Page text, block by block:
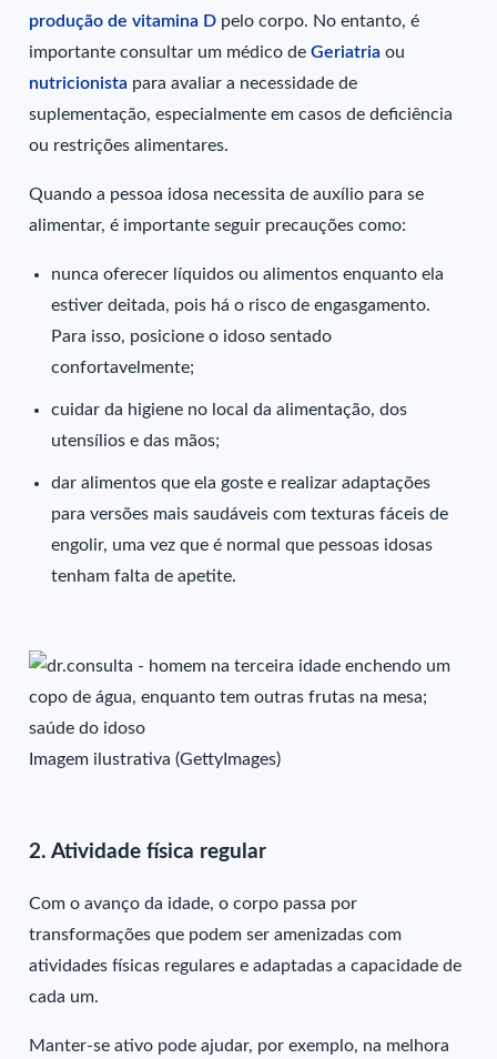
produção de vitamina D pelo corpo. No entanto, é
importante consultar um médico deGeriatriaou
nutricionista para avaliar a necessidade de
suplementação, especialmente em casos de deficiência
ou restrições alimentares.
Quando a pessoa idosa necessita de auxílio para se
alimentar, é importante seguir precauções como:
nunca oferecer líquidos ou alimentos enquanto ela
estiver deitada, pois há o risco de engasgamento.
Para isso, posicione o idoso sentado
confortavelmente;
cuidar da higiene no local da alimentação, dos
utensílios e das mãos;
dar alimentos que ela goste e realizar adaptações
para versões mais saudáveis com texturas fáceis de
engolir, uma vez que é normal que pessoas idosas
tenham falta de apetite.
Imagem ilustrativa (GettyImages)
2. Atividade física regular
Com o avanço da idade, o corpo passa por
transformações que podem ser amenizadas com
atividades físicas regulares e adaptadas a capacidade de
cada um.
Manter-se ativo pode ajudar, por exemplo, na melhora